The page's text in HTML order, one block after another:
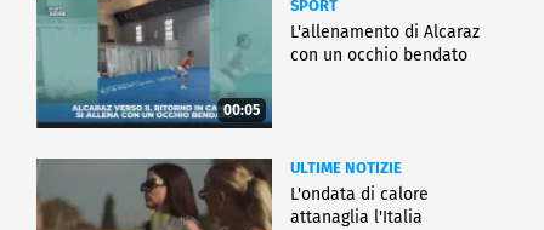
00:05
SPORT
L'allenamento di Alcaraz
con un occhio bendato
ULTIME NOTIZIE
L'ondata di calore
attanaglia l'Italia